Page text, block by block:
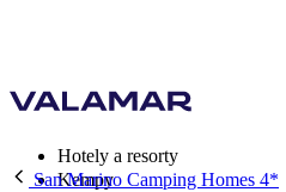
Hotely a resorty
Kempy
San Marino Camping Homes 4*